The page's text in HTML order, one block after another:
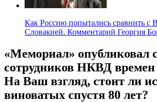
Как Россию попытались сравнить с
Словакией. Комментарий Георгия
«Мемориал» опубликовал
сотрудников НКВД времен
На Ваш взгляд, стоит ли
виноватых спустя 80 лет?